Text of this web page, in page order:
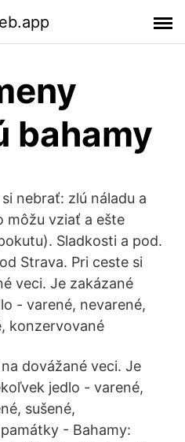
bahamy
nebrať: zlú náladu a
môžu vziať a ešte
Sladkosti a pod.
Strava. Pri ceste si
veci. Je zakázané
- varené, nevarené,
konzervované
dovážané veci. Je
jedlo - varené,
sušené,
- Bahamy: